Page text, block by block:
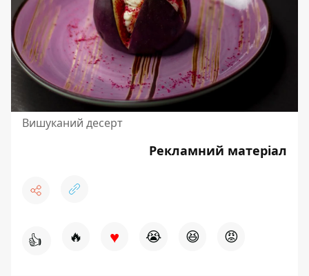
Вишуканий десерт
Рекламний матеріал
👍 🔥 ♥ 😭 😆 😡